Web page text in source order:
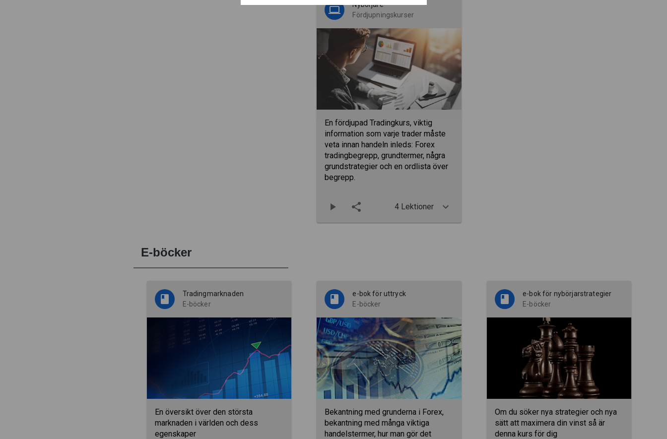
Nybörjare
Fördjupningskurser
En fördjupad Tradingkurs, viktig
information som varje trader måste
veta innan handeln inleds: Forex
tradingbegrepp, grundtermer, några
grundstrategier och en ordlista över
begrepp.
4 Lektioner
E-böcker
Tradingmarknaden
E-böcker
En översikt över den största
marknaden i världen och dess
egenskaper
e-bok för uttryck
E-böcker
Bekantning med grunderna i Forex,
bekantning med många viktiga
handelstermer, hur man gör det
e-bok för nybörjarstrategier
E-böcker
Om du söker nya strategier och nya
sätt att maximera din vinst så är
denna kurs för dig